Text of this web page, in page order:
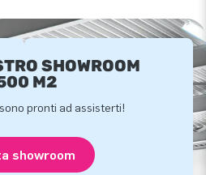
SHOWROOM
M2
pronti ad assisterti!
showroom